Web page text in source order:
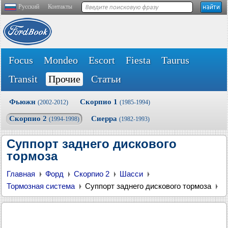
Русский Контакты
Focus Mondeo Escort Fiesta
Taurus
Transit
Прочие Статьи
Фьюжн (2002-2012) Скорпио 1 (1985-1994)
Скорпио 2 (1994-1998) Сиерра (1982-1993)
Суппорт заднего дискового
тормоза
Главная Форд Скорпио 2
Шасси
Тормозная система
Суппорт заднего дискового тормоза